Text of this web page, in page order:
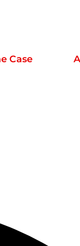
Case